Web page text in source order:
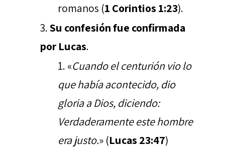
romanos (1 Corintios 1:23).
Su confesión fue confirmada
por Lucas.
«Cuando el centurión vio lo
que había acontecido, dio
gloria a Dios, diciendo:
Verdaderamente este hombre
era justo.» (Lucas 23:47)